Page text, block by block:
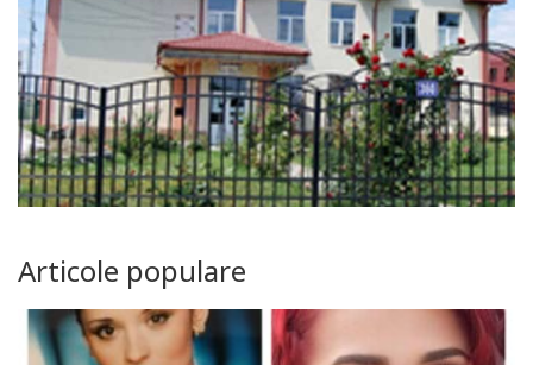
Articole populare